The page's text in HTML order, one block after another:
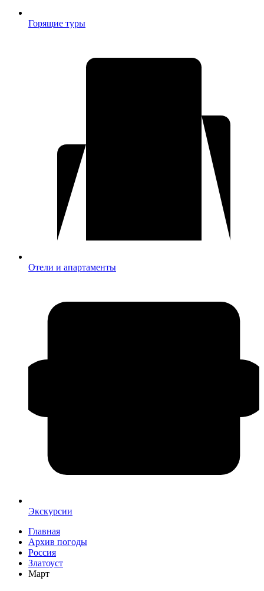
Горящие туры
Отели и апартаменты
Экскурсии
Главная
Архив погоды
Россия
Златоуст
Март